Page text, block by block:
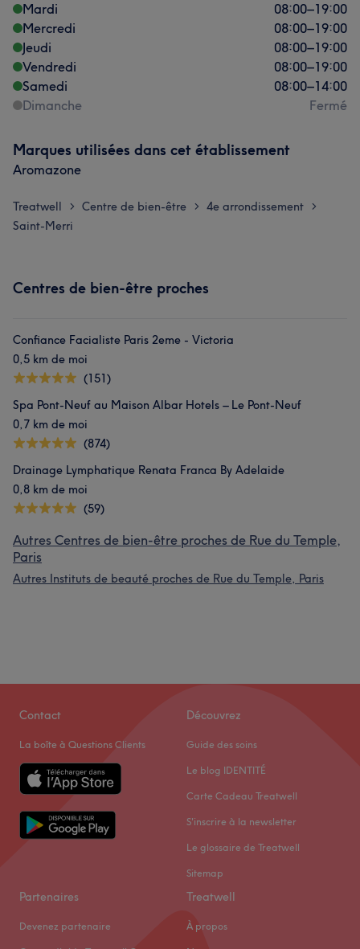
Mardi
08:00–19:00
Mercredi
08:00–19:00
Jeudi
08:00–19:00
Vendredi
08:00–19:00
Samedi
08:00–14:00
Dimanche
Fermé
Marques utilisées dans cet établissement
Aromazone
Treatwell > Centre de bien-être > 4e arrondissement >
Saint-Merri
Centres de bien-être proches
Confiance Facialiste Paris 2eme - Victoria
0,5 km de moi
(151)
Spa Pont-Neuf au Maison Albar Hotels – Le Pont-Neuf
0,7 km de moi
(874)
Drainage Lymphatique Renata Franca By Adelaide
0,8 km de moi
(59)
Autres Centres de bien-être proches de Rue du Temple,
Paris
Autres Instituts de beauté proches de Rue du Temple, Paris
Contact
La boîte à Questions Clients
Découvrez
Guide des soins
Le blog IDENTITÉ
Carte Cadeau Treatwell
S'inscrire à la newsletter
Le glossaire de Treatwell
Sitemap
Partenaires
Devenez partenaire
Treatwell
À propos